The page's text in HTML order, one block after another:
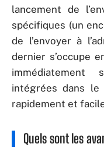
lancement de
spécifiques (un
de l’envoyer à
dernier s’occupe
immédiatement
intégrées dans le
rapidement et
Quels sont les